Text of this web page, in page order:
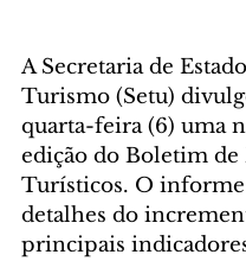
A Secretaria de
Turismo (Setu)
quarta-feira (6) uma
edição do Boletim de
Turísticos. O
detalhes do
principais